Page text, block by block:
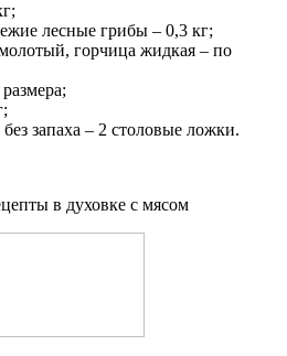
лесные грибы – 0,3 кг;
горчица жидкая – по
запаха – 2 столовые ложки.
в духовке с мясом